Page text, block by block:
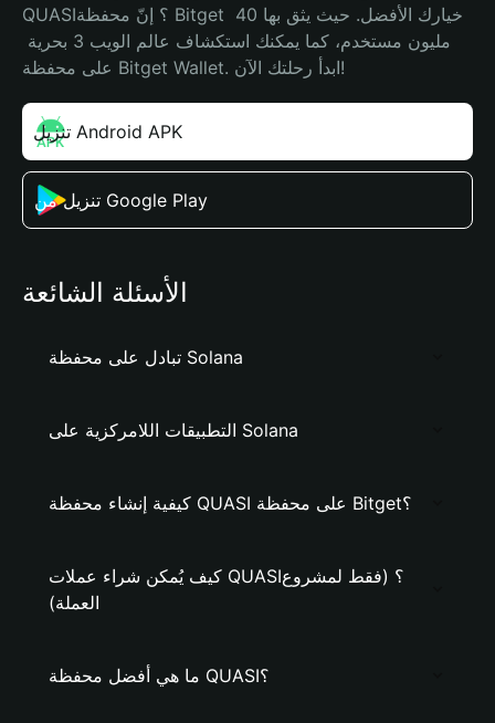
QUASI؟ إنّ محفظة Bitget خيارك الأفضل. حيث يثق بها 40
على محفظة Bitget Wallet. ابدأ رحلتك الآن!
تنزيل Android APK
تنزيل من Google Play
الأسئلة الشائعة
تبادل على محفظة Solana
التطبيقات اللامركزية على Solana
كيفية إنشاء محفظة QUASI على محفظة Bitget؟
كيف يُمكن شراء عملات QUASI؟ (فقط لمشروع
العملة)
ما هي أفضل محفظة QUASI؟